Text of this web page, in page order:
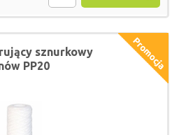
sznurkowy
PP20